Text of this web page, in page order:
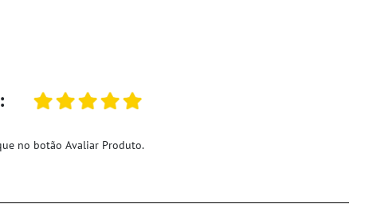
no botão Avaliar Produto.